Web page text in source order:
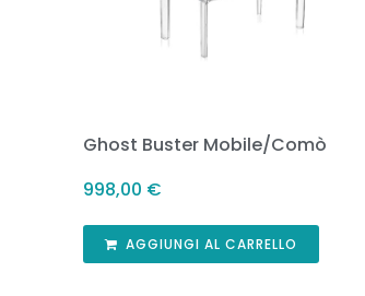
Ghost Buster Mobile/Comò
998,00 €
AGGIUNGI AL CARRELLO